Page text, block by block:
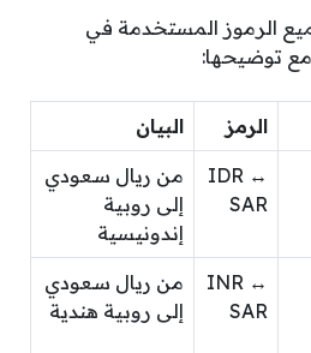
الرموز المستخدمة في
توضيحها:
الرمز البيان
IDR ↔
SAR
من ريال سعودي
إلى روبية
إندونيسية
INR ↔
SAR
من ريال سعودي
إلى روبية هندية